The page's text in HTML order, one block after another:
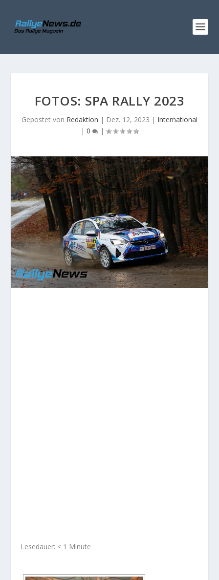
FOTOS: SPA RALLY 2023
Gepostet von Redaktion | Dez. 12, 2023 | International
| 0 |
Lesedauer: < 1 Minute